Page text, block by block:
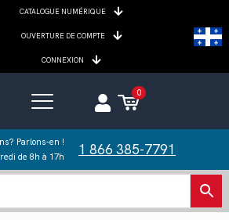
CATALOGUE NUMÉRIQUE
OUVERTURE DE COMPTE
CONNEXION
0
Parlons-en !
de 8h à 17h
1 866 385-7791